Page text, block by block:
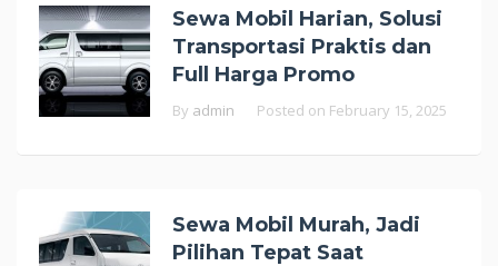
Sewa Mobil Harian, Solusi
Transportasi Praktis dan
Full Harga Promo
By admin Posted on February 15, 2025
Sewa Mobil Murah, Jadi
Pilihan Tepat Saat